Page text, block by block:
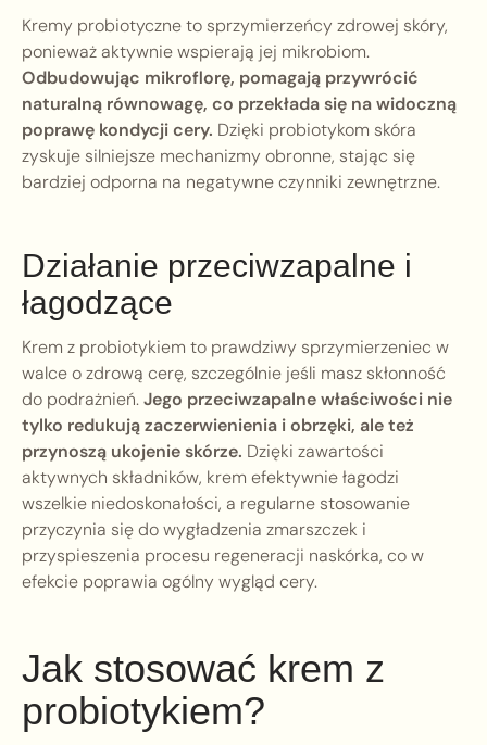
Kremy probiotyczne to sprzymierzeńcy zdrowej skóry,
ponieważ aktywnie wspierają jej mikrobiom.
Odbudowując mikroflorę, pomagają przywrócić
naturalną równowagę, co przekłada się na widoczną
poprawę kondycji cery. Dzięki probiotykom skóra
zyskuje silniejsze mechanizmy obronne, stając się
bardziej odporna na negatywne czynniki zewnętrzne.
Działanie przeciwzapalne i
łagodzące
Krem z probiotykiem to prawdziwy sprzymierzeniec w
walce o zdrową cerę, szczególnie jeśli masz skłonność
do podrażnień.Jego przeciwzapalne właściwości nie
tylko redukują zaczerwienienia i obrzęki, ale też
przynoszą ukojenie skórze. Dzięki zawartości
aktywnych składników, krem efektywnie łagodzi
wszelkie niedoskonałości, a regularne stosowanie
przyczynia się do wygładzenia zmarszczek i
przyspieszenia procesu regeneracji naskórka, co w
efekcie poprawia ogólny wygląd cery.
Jak stosować krem z
probiotykiem?